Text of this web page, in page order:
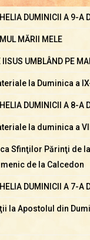
DUMINICII A 9-A
MĂRII MELE
IISUS UMBLÂND PE
la Duminica a
DUMINICII A 8-A
la duminica a
Sfinţilor Părinţi de
de la Calcedon
DUMINICII A 7-A
la Apostolul din